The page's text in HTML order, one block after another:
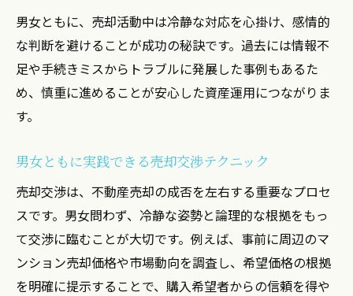
男女ともに、売却活動中は冷静な対応を心掛け、感情的
な判断を避けることが成功の秘訣です。過去には情報不
足や手続きミスからトラブルに発展した事例もあるた
め、慎重に進めることが安心した資産運用につながりま
す。
男女ともに実践できる売却交渉テクニック
売却交渉は、不動産売却の成否を左右する重要なプロセ
スです。男女問わず、冷静な姿勢と論理的な根拠をもっ
て交渉に臨むことが大切です。例えば、事前に周辺のマ
ンション売却価格や市場動向を調査し、希望価格の根拠
を明確に提示することで、購入希望者からの信頼を得や